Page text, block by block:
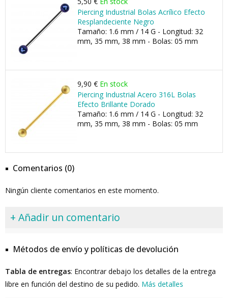
Piercing Industrial Bolas Acrílico Efecto
Resplandeciente Negro
Tamaño: 1.6 mm / 14 G - Longitud: 32
mm, 35 mm, 38 mm - Bolas: 05 mm
9,90 € En stock
Piercing Industrial Acero 316L Bolas
Efecto Brillante Dorado
Tamaño: 1.6 mm / 14 G - Longitud: 32
mm, 35 mm, 38 mm - Bolas: 05 mm
Comentarios (0)
Ningún cliente comentarios en este momento.
+ Añadir un comentario
Métodos de envío y políticas de devolución
Tabla de entregas: Encontrar debajo los detalles de la entrega
libre en función del destino de su pedido. Más detalles